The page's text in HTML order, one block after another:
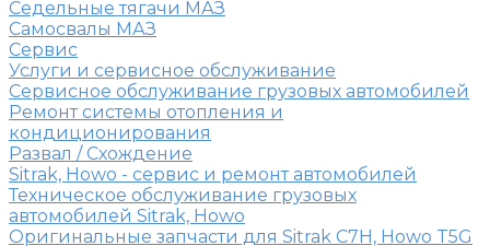
Седельные тягачи МАЗ
Самосвалы МАЗ
Сервис
Услуги и сервисное обслуживание
Сервисное обслуживание грузовых автомобилей
Ремонт системы отопления и
кондиционирования
Развал / Схождение
Sitrak, Howo - сервис и ремонт автомобилей
Техническое обслуживание грузовых
автомобилей Sitrak, Howo
Оригинальные запчасти для Sitrak C7H, Howo T5G